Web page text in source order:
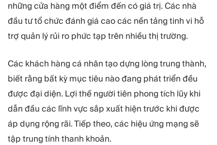
những cửa hàng một điểm đến có giá trị. Các nhà
đầu tư tổ chức đánh giá cao các nền tảng tinh vi hỗ
trợ quản lý rủi ro phức tạp trên nhiều thị trường.
Các khách hàng cá nhân tạo dựng lòng trung thành,
biết rằng bất kỳ mục tiêu nào đang phát triển đều
được đại diện. Lợi thế người tiên phong tích lũy khi
dẫn đầu các lĩnh vực sắp xuất hiện trước khi được
áp dụng rộng rãi. Tiếp theo, các hiệu ứng mạng sẽ
tập trung tính thanh khoản.